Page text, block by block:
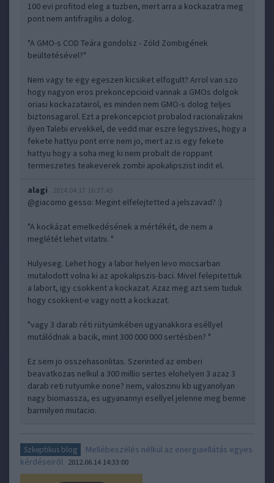
100 evi profitod eleg a tuzben, mert arra a kockazatra meg
pont nem antifragilis a dolog.
"A GMO-s COD Teára gondolsz - Zöld Zombigének
beültetésével?"
Nem vagy te egy egeszen kicsiket elfogult? Arrol van szo
hogy nagyon eros prekoncepcioid vannak a GMOs dolgok
oriasi kockazatairol, es minden nem GMO-s dolog teljes
biztonsagarol. Ezt a prekoncepciot probalod racionalizakni
ilyen Talebi ervekkel, de vedd mar eszre legyszives, hogy a
fekete hattyu pont erre nem jo, mert az is egy fekete
hattyu hogy a soha meg ki nem probalt de roppant
termeszetes teakeverek zombi apokalipszist indit el.
alagi 2014.04.17 16:37:43
@giacomo gesso: Megint elfelejtetted a jelszavad? :)
"A kockázat emelkedésének a mértékét, de nem a
meglétét lehet vitatni. "
Hulyeseg. Lehet hogy a labor helyen levo mocsarban
mutalodott volna ki az apokalipszis-baci. Mivel felepitettuk
a labort, igy csokkent a kockazat. Azaz meg azt sem tuduk
hogy csokkent-e vagy nott a kockazat.
"vagy 3 darab réti rütyümkében ugyanakkora eséllyel
mutálódnak a bacik, mint 300 000 000 sertésben? "
Ez sem jo osszehasonlitas. Szerinted az emberi
beavatkozas nelkul a 300 millio sertes elohelyen 3 azaz 3
darab reti rutyumke none? nem, valoszinu kb ugyanolyan
nagy biomassza, es ugyanannyi esellyel jelenne meg benne
barmilyen mutacio.
Szkeptikus blog
Mellébeszélés nélkül az energiaellátás egyes
kérdéseiről 2012.06.14 14:33:00